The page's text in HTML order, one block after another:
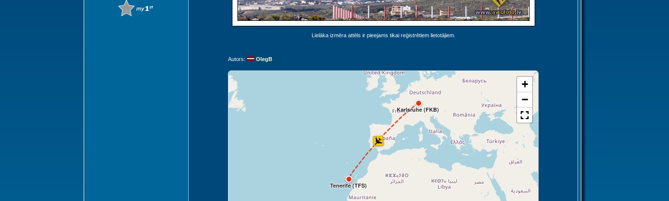
Lielāka izmēra attēls ir pieejams tikai reģistrētiem lietotājiem.
Autors: OlegB
Karlsruhe (FKB)
Tenerife (TFS)
+
−